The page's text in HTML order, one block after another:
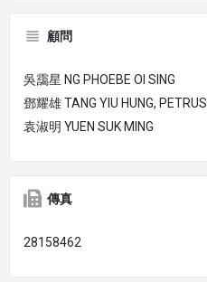
顧問
吳靄星 NG PHOEBE OI SING
鄧耀雄 TANG YIU HUNG, PETRUS
袁淑明 YUEN SUK MING
傳真
28158462